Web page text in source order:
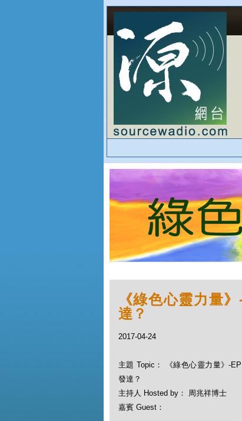
《綠色心靈力量
達？
2017-04-24
主題 Topic： 《綠色心靈力量》-
發達？
主持人 Hosted by： 周兆祥博士
嘉賓 Guest：